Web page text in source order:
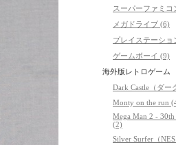
スーパーファミコ
メガドライブ (6)
プレイステーショ
ゲームボーイ (9)
海外版レトロゲーム
Dark Castle（ダー
Monty on the run
Mega Man 2 - 30th
(2)
Silver Surfer（